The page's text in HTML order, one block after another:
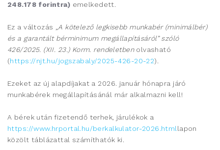
248.178 forintra) emelkedett.
Ez a változás
„A kötelező legkisebb munkabér (minimálbér)
és a garantált bérminimum megállapításáról” szóló
426/2025. (XII. 23.) Korm. rendeletben olvasható
(https://njt.hu/jogszabaly/2025-426-20-22).
Ezeket az új alapdíjakat a 2026. január hónapra járó
munkabérek megállapításánál már alkalmazni kell!
A bérek után fizetendő terhek, járulékok a
https://www.hrportal.hu/berkalkulator-2026.html lapon
közölt táblázattal számíthatók ki.